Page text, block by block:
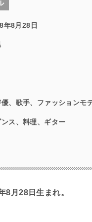
年8月28日
、歌手、ファッションモ
ス、料理、ギター
8月28日生まれ。